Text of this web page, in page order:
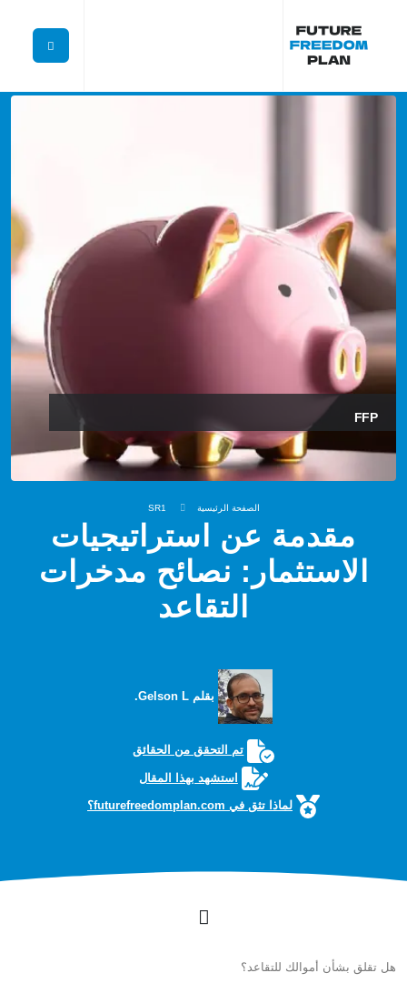
FFP
الصفحة الرئيسية SR1
مقدمة عن استراتيجيات
الاستثمار: نصائح مدخرات
التقاعد
بقلم Gelson L.
تم التحقق من الحقائق
استشهد بهذا المقال
لماذا تثق في futurefreedomplan.com؟
هل تقلق بشأن أموالك للتقاعد؟